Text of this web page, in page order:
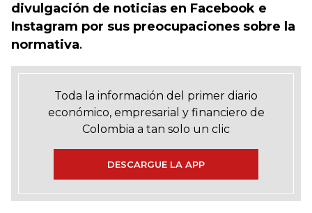
divulgación de noticias en Facebook e
Instagram por sus preocupaciones sobre la
normativa.
Toda la información del primer diario
económico, empresarial y financiero de
Colombia a tan solo un clic
DESCARGUE LA APP